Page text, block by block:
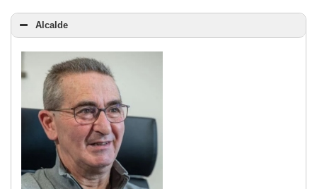
Alcalde